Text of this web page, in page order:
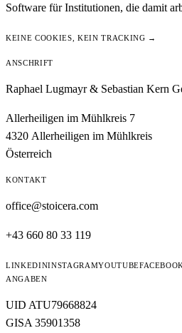
Software für Institutionen, die damit
KEINE COOKIES, KEIN TRACKING →
ANSCHRIFT
Raphael Lugmayr & Sebastian Kern
Allerheiligen im Mühlkreis 7
4320 Allerheiligen im Mühlkreis
Österreich
KONTAKT
office@stoicera.com
+43 660 80 33 119
LINKEDININSTAGRAMYOUTUBE
ANGABEN
UID ATU79668824
GISA 35901358